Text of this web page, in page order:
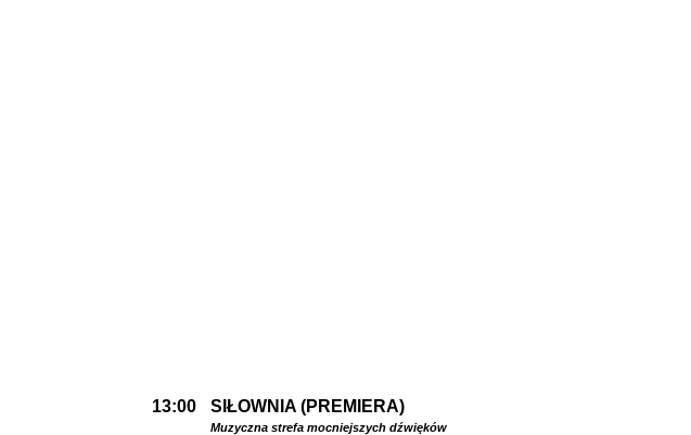
13:00 SIŁOWNIA (PREMIERA)
Muzyczna strefa mocniejszych dźwięków